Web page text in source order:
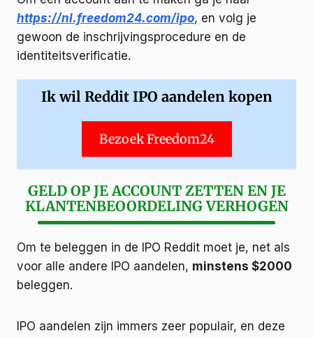
https://nl.freedom24.com/ipo, en volg je
gewoon de inschrijvingsprocedure en de
identiteitsverificatie.
Ik wil Reddit IPO aandelen kopen
Bezoek Freedom24
GELD OP JE ACCOUNT ZETTEN EN JE
KLANTENBEOORDELING VERHOGEN
Om te beleggen in de IPO Reddit moet je, net als
voor alle andere IPO aandelen, minstens $2000
beleggen.
IPO aandelen zijn immers zeer populair, en deze